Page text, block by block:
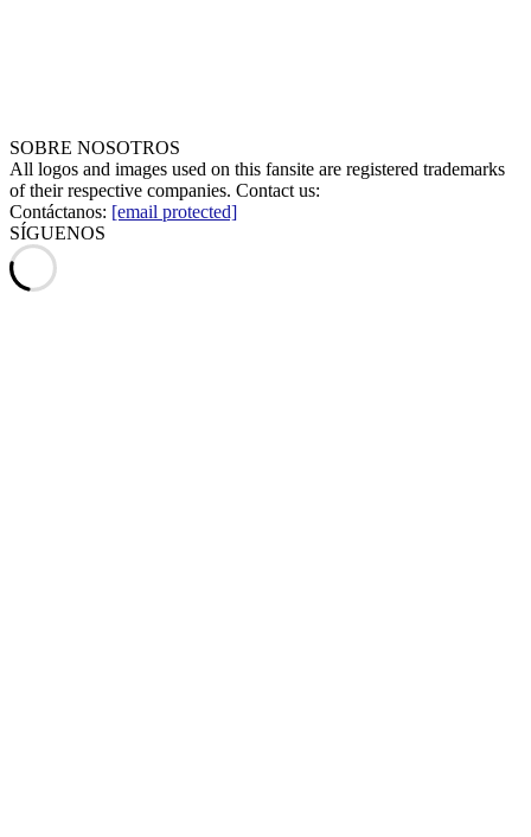
SOBRE NOSOTROS
All logos and images used on this fansite are registered trademarks
of their respective companies. Contact us:
Contáctanos: [email protected]
SÍGUENOS